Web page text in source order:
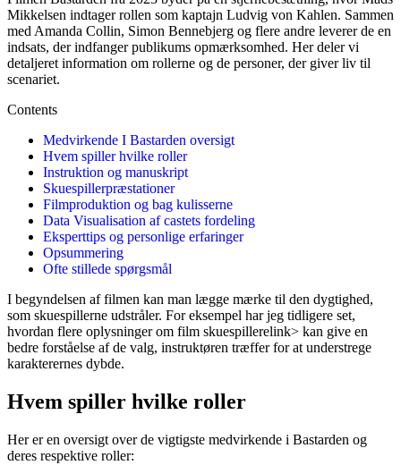
Mikkelsen indtager rollen som kaptajn Ludvig von Kahlen. Sammen
med Amanda Collin, Simon Bennebjerg og flere andre leverer de en
indsats, der indfanger publikums opmærksomhed. Her deler vi
detaljeret information om rollerne og de personer, der giver liv til
scenariet.
Contents
Medvirkende I Bastarden oversigt
Hvem spiller hvilke roller
Instruktion og manuskript
Skuespillerpræstationer
Filmproduktion og bag kulisserne
Data Visualisation af castets fordeling
Eksperttips og personlige erfaringer
Opsummering
Ofte stillede spørgsmål
I begyndelsen af filmen kan man lægge mærke til den dygtighed,
som skuespillerne udstråler. For eksempel har jeg tidligere set,
hvordan flere oplysninger om film skuespillerelink> kan give en
bedre forståelse af de valg, instruktøren træffer for at understrege
karakterernes dybde.
Hvem spiller hvilke roller
Her er en oversigt over de vigtigste medvirkende i Bastarden og
deres respektive roller: